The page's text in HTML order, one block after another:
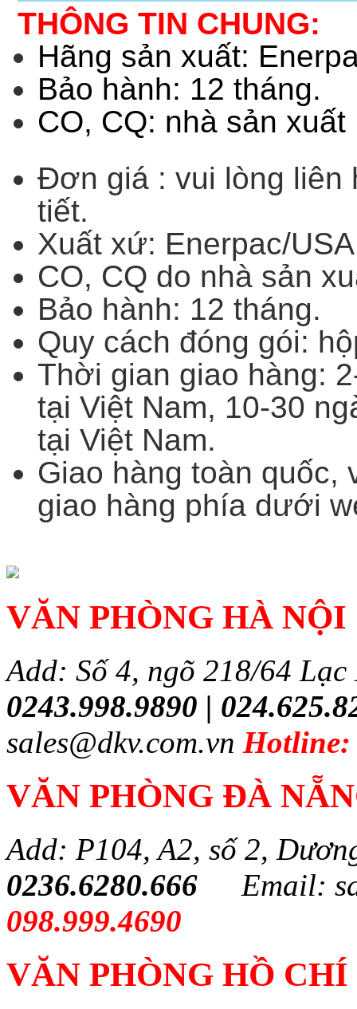
THÔNG TIN CHUNG:
Hãng sản xuất:
Bảo hành: 12 tháng.
CO, CQ: nhà sản
Đơn giá : vui lòng liên
tiết.
Xuất xứ: Enerpac/
CO, CQ do nhà sản
Bảo hành: 12 tháng.
Quy cách đóng gói:
Thời gian giao hàng:
tại Việt Nam, 10-30
tại Việt Nam.
Giao hàng toàn quốc,
giao hàng phía dưới
VĂN PHÒNG HÀ NỘI
Add: Số 4, ngõ 218/64
0243.998.9890 |
sales@dkv.com.vn Hotline:
VĂN PHÒNG ĐÀ
Add: P104, A2, số 2,
0236.6280.666
Email:
098.999.4690
VĂN PHÒNG HỒ